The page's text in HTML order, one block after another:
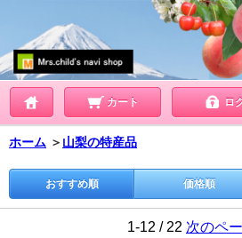
カート ロ
ホーム ＞ 山梨の特産品
おすすめ順 価格順
1-12 / 22 次のペ